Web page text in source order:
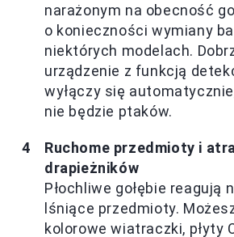
narażonym na obecność
o konieczności wymiany
niektórych modelach.
urządzenie z funkcją
wyłączy się
nie będzie ptaków.
Ruchome przedmioty i
drapieżników
Płochliwe gołębie reagują
lśniące przedmioty.
kolorowe wiatraczki, płyty